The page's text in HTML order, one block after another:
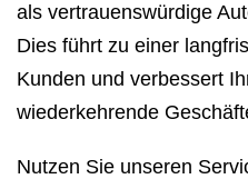
als vertrauenswürdige
Dies führt zu einer
Kunden und verbessert
wiederkehrende
Nutzen Sie unseren